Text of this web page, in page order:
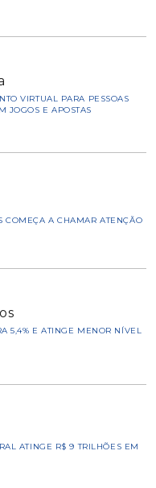
VIRTUAL PARA PESSOAS
JOGOS E APOSTAS
COMEÇA A CHAMAR ATENÇÃO
5,4% E ATINGE MENOR NÍVEL
ATINGE R$ 9 TRILHÕES EM